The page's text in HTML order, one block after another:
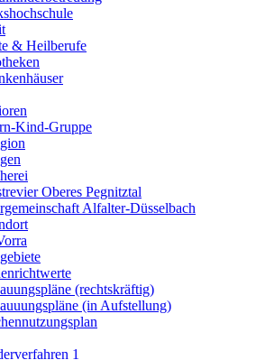
& Heilberufe
Kind-Gruppe
Oberes Pegnitztal
Alfalter-Düsselbach
(rechtskräftig)
(in Aufstellung)
1